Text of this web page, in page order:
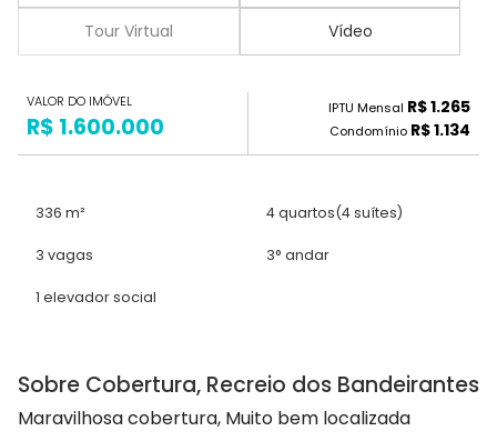
Tour Virtual Vídeo
VALOR DO IMÓVEL
R$ 1.600.000
IPTU Mensal R$ 1.265
Condomínio R$ 1.134
336 m² 4 quartos(4 suítes)
3 vagas 3° andar
1 elevador social
Sobre Cobertura, Recreio dos Bandeirantes
Maravilhosa cobertura, Muito bem localizada